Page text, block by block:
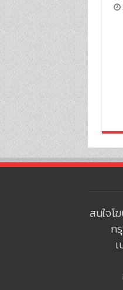
สนใจโ
ก